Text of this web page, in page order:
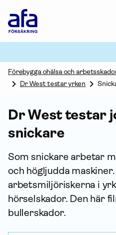
Försäkring
Förebygga ohälsa och
Dr West testar yrken
Dr West testar
snickare
Som snickare arbetar
och högljudda
arbetsmiljöriskerna i
hörselskador. Den här
bullerskador.